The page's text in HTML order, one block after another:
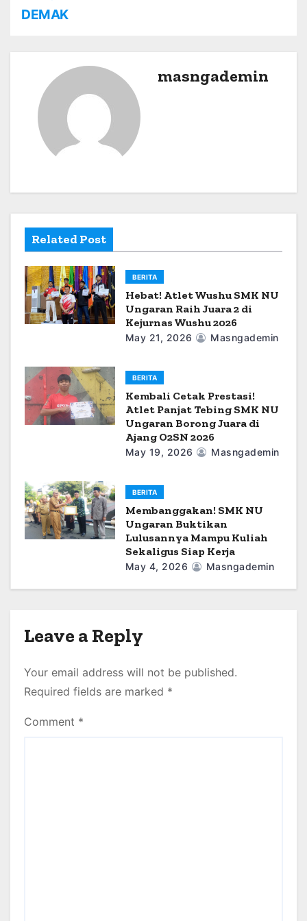
t
i
o
n
DEMAK
masngademin
Related Post
BERITA
Hebat! Atlet Wushu SMK NU
Ungaran Raih Juara 2 di
Kejurnas Wushu 2026
May 21, 2026 Masngademin
BERITA
Kembali Cetak Prestasi!
Atlet Panjat Tebing SMK NU
Ungaran Borong Juara di
Ajang O2SN 2026
May 19, 2026 Masngademin
BERITA
Membanggakan! SMK NU
Ungaran Buktikan
Lulusannya Mampu Kuliah
Sekaligus Siap Kerja
May 4, 2026 Masngademin
Leave a Reply
Your email address will not be published.
Required fields are marked *
Comment *